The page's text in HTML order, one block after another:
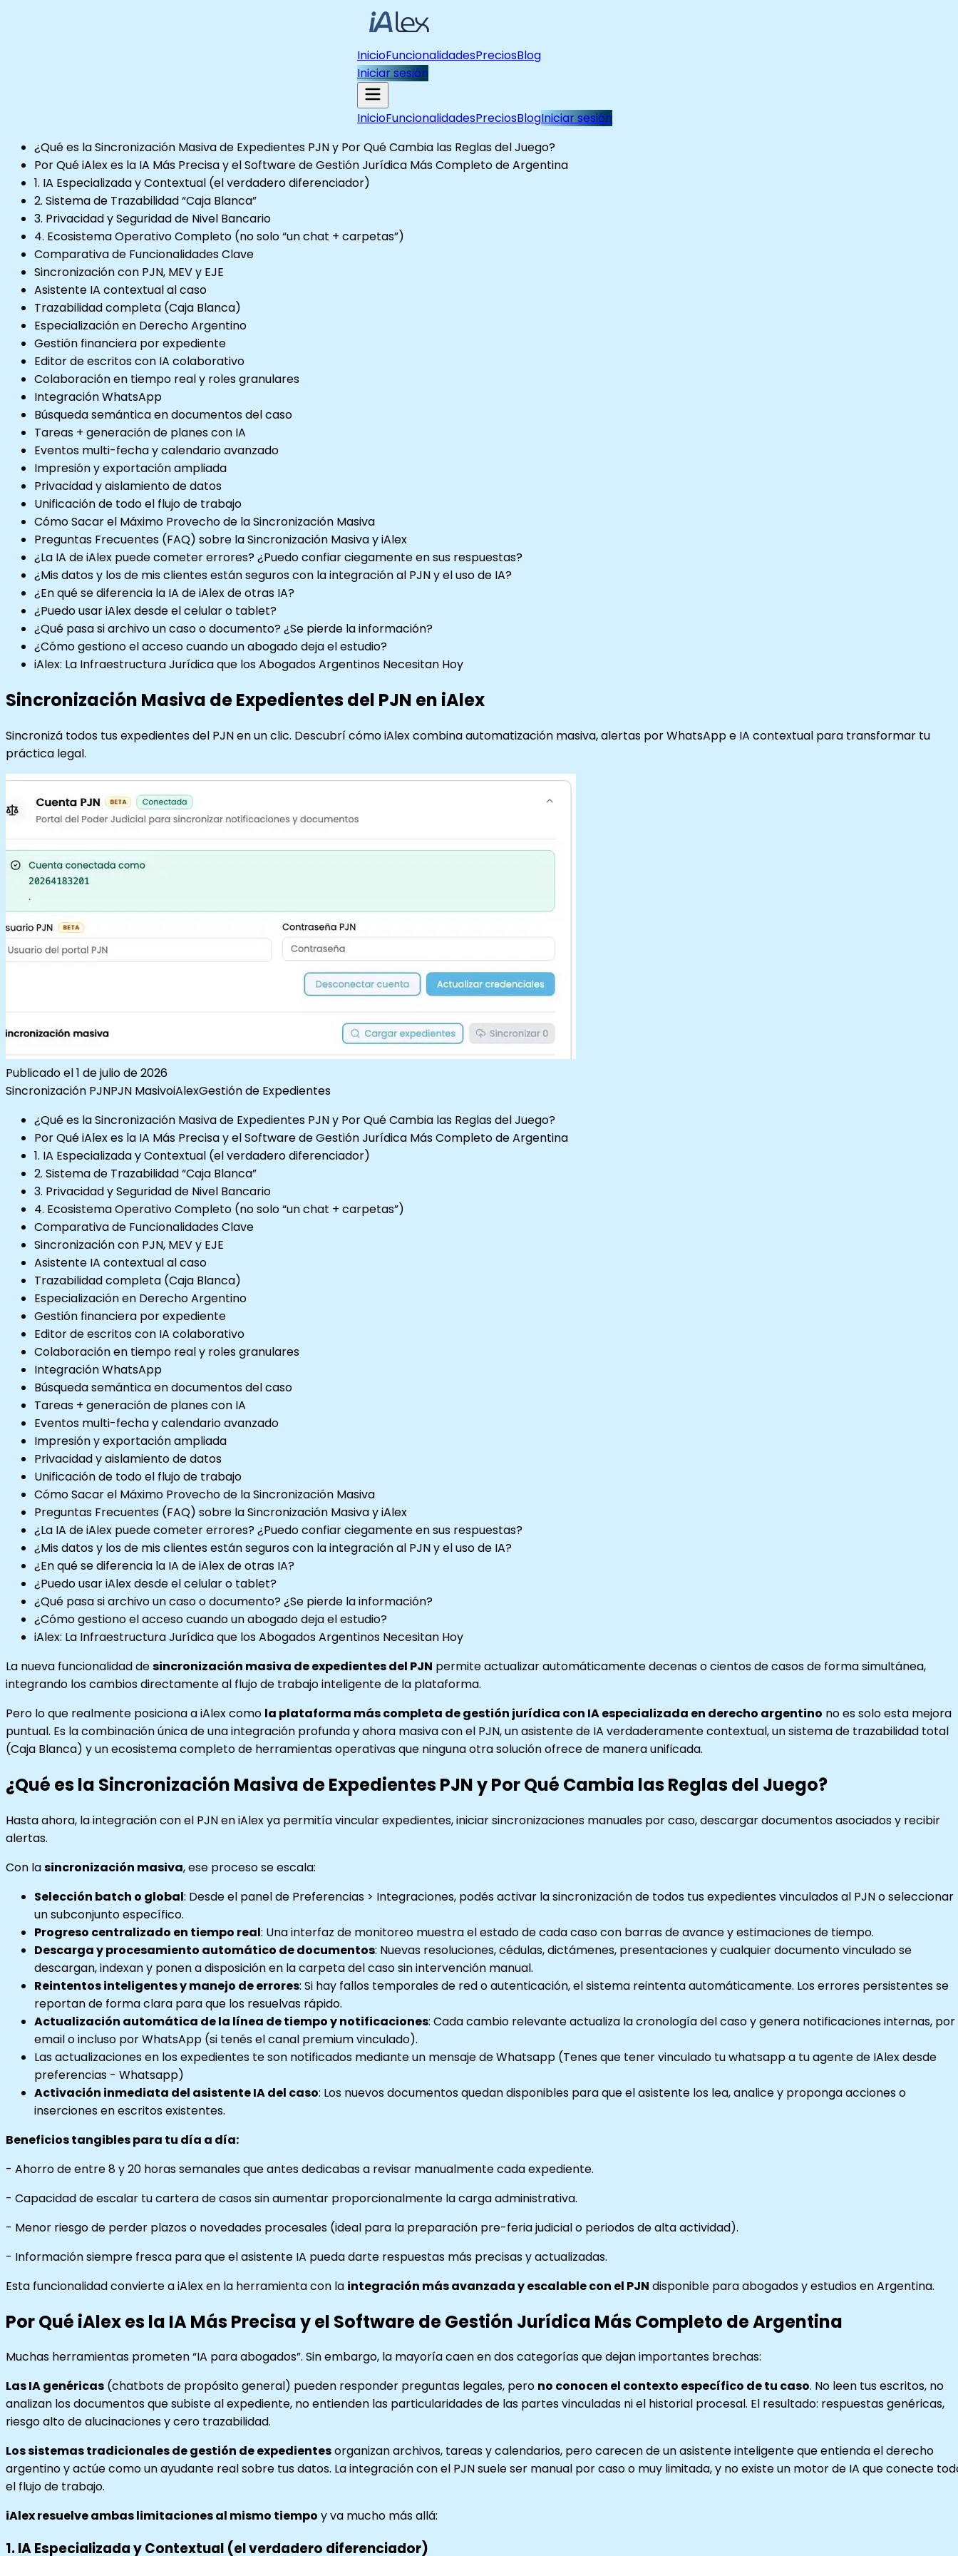
InicioFuncionalidadesPreciosBlog
Iniciar sesión
InicioFuncionalidadesPreciosBlogIniciar sesión
¿Qué es la Sincronización Masiva de Expedientes PJN y Por Qué Cambia las Reglas del Juego?
Por Qué iAlex es la IA Más Precisa y el Software de Gestión Jurídica Más Completo de Argentina
1. IA Especializada y Contextual (el verdadero diferenciador)
2. Sistema de Trazabilidad “Caja Blanca”
3. Privacidad y Seguridad de Nivel Bancario
4. Ecosistema Operativo Completo (no solo “un chat + carpetas”)
Comparativa de Funcionalidades Clave
Sincronización con PJN, MEV y EJE
Asistente IA contextual al caso
Trazabilidad completa (Caja Blanca)
Especialización en Derecho Argentino
Gestión financiera por expediente
Editor de escritos con IA colaborativo
Colaboración en tiempo real y roles granulares
Integración WhatsApp
Búsqueda semántica en documentos del caso
Tareas + generación de planes con IA
Eventos multi-fecha y calendario avanzado
Impresión y exportación ampliada
Privacidad y aislamiento de datos
Unificación de todo el flujo de trabajo
Cómo Sacar el Máximo Provecho de la Sincronización Masiva
Preguntas Frecuentes (FAQ) sobre la Sincronización Masiva y iAlex
¿La IA de iAlex puede cometer errores? ¿Puedo confiar ciegamente en sus respuestas?
¿Mis datos y los de mis clientes están seguros con la integración al PJN y el uso de IA?
¿En qué se diferencia la IA de iAlex de otras IA?
¿Puedo usar iAlex desde el celular o tablet?
¿Qué pasa si archivo un caso o documento? ¿Se pierde la información?
¿Cómo gestiono el acceso cuando un abogado deja el estudio?
iAlex: La Infraestructura Jurídica que los Abogados Argentinos Necesitan Hoy
Sincronización Masiva de Expedientes del PJN en iAlex
Sincronizá todos tus expedientes del PJN en un clic. Descubrí cómo iAlex combina automatización masiva, alertas por WhatsApp e IA contextual para transformar tu
práctica legal.
Publicado el1 de julio de 2026
Sincronización PJNPJN MasivoiAlexGestión de Expedientes
¿Qué es la Sincronización Masiva de Expedientes PJN y Por Qué Cambia las Reglas del Juego?
Por Qué iAlex es la IA Más Precisa y el Software de Gestión Jurídica Más Completo de Argentina
1. IA Especializada y Contextual (el verdadero diferenciador)
2. Sistema de Trazabilidad “Caja Blanca”
3. Privacidad y Seguridad de Nivel Bancario
4. Ecosistema Operativo Completo (no solo “un chat + carpetas”)
Comparativa de Funcionalidades Clave
Sincronización con PJN, MEV y EJE
Asistente IA contextual al caso
Trazabilidad completa (Caja Blanca)
Especialización en Derecho Argentino
Gestión financiera por expediente
Editor de escritos con IA colaborativo
Colaboración en tiempo real y roles granulares
Integración WhatsApp
Búsqueda semántica en documentos del caso
Tareas + generación de planes con IA
Eventos multi-fecha y calendario avanzado
Impresión y exportación ampliada
Privacidad y aislamiento de datos
Unificación de todo el flujo de trabajo
Cómo Sacar el Máximo Provecho de la Sincronización Masiva
Preguntas Frecuentes (FAQ) sobre la Sincronización Masiva y iAlex
¿La IA de iAlex puede cometer errores? ¿Puedo confiar ciegamente en sus respuestas?
¿Mis datos y los de mis clientes están seguros con la integración al PJN y el uso de IA?
¿En qué se diferencia la IA de iAlex de otras IA?
¿Puedo usar iAlex desde el celular o tablet?
¿Qué pasa si archivo un caso o documento? ¿Se pierde la información?
¿Cómo gestiono el acceso cuando un abogado deja el estudio?
iAlex: La Infraestructura Jurídica que los Abogados Argentinos Necesitan Hoy
La nueva funcionalidad desincronización masiva de expedientes del PJN permite actualizar automáticamente decenas o cientos de casos de forma simultánea,
integrando los cambios directamente al flujo de trabajo inteligente de la plataforma.
Pero lo que realmente posiciona a iAlex como la plataforma más completa de gestión jurídica con IA especializada en derecho argentino no es solo esta mejora
puntual. Es la combinación única de una integración profunda y ahora masiva con el PJN, un asistente de IA verdaderamente contextual, un sistema de trazabilidad total
(Caja Blanca) y un ecosistema completo de herramientas operativas que ninguna otra solución ofrece de manera unificada.
¿Qué es la Sincronización Masiva de Expedientes PJN y Por Qué Cambia las Reglas del Juego?
Hasta ahora, la integración con el PJN en iAlex ya permitía vincular expedientes, iniciar sincronizaciones manuales por caso, descargar documentos asociados y recibir
alertas.
Con lasincronización masiva, ese proceso se escala:
Selección batch o global: Desde el panel de Preferencias > Integraciones, podés activar la sincronización de todos tus expedientes vinculados al PJN o seleccionar
un subconjunto específico.
Progreso centralizado en tiempo real: Una interfaz de monitoreo muestra el estado de cada caso con barras de avance y estimaciones de tiempo.
Descarga y procesamiento automático de documentos: Nuevas resoluciones, cédulas, dictámenes, presentaciones y cualquier documento vinculado se
descargan, indexan y ponen a disposición en la carpeta del caso sin intervención manual.
Reintentos inteligentes y manejo de errores: Si hay fallos temporales de red o autenticación, el sistema reintenta automáticamente. Los errores persistentes se
reportan de forma clara para que los resuelvas rápido.
Actualización automática de la línea de tiempo y notificaciones: Cada cambio relevante actualiza la cronología del caso y genera notificaciones internas, por
email o incluso por WhatsApp (si tenés el canal premium vinculado).
Las actualizaciones en los expedientes te son notificados mediante un mensaje de Whatsapp (Tenes que tener vinculado tu whatsapp a tu agente de IAlex desde
preferencias - Whatsapp)
Activación inmediata del asistente IA del caso: Los nuevos documentos quedan disponibles para que el asistente los lea, analice y proponga acciones o
inserciones en escritos existentes.
Beneficios tangibles para tu día a día:
- Ahorro de entre 8 y 20 horas semanales que antes dedicabas a revisar manualmente cada expediente.
- Capacidad de escalar tu cartera de casos sin aumentar proporcionalmente la carga administrativa.
- Menor riesgo de perder plazos o novedades procesales (ideal para la preparación pre-feria judicial o periodos de alta actividad).
- Información siempre fresca para que el asistente IA pueda darte respuestas más precisas y actualizadas.
Esta funcionalidad convierte a iAlex en la herramienta con la integración más avanzada y escalable con el PJN disponible para abogados y estudios en Argentina.
Por Qué iAlex es la IA Más Precisa y el Software de Gestión Jurídica Más Completo de Argentina
Muchas herramientas prometen “IA para abogados”. Sin embargo, la mayoría caen en dos categorías que dejan importantes brechas:
Las IA genéricas (chatbots de propósito general) pueden responder preguntas legales, pero no conocen el contexto específico de tu caso. No leen tus escritos, no
analizan los documentos que subiste al expediente, no entienden las particularidades de las partes vinculadas ni el historial procesal. El resultado: respuestas genéricas,
riesgo alto de alucinaciones y cero trazabilidad.
Los sistemas tradicionales de gestión de expedientesorganizan archivos, tareas y calendarios, pero carecen de un asistente inteligente que entienda el derecho
argentino y actúe como un ayudante real sobre tus datos. La integración con el PJN suele ser manual por caso o muy limitada, y no existe un motor de IA que conecte
el flujo de trabajo.
iAlex resuelve ambas limitaciones al mismo tiempo y va mucho más allá:
1. IA Especializada y Contextual (el verdadero diferenciador)